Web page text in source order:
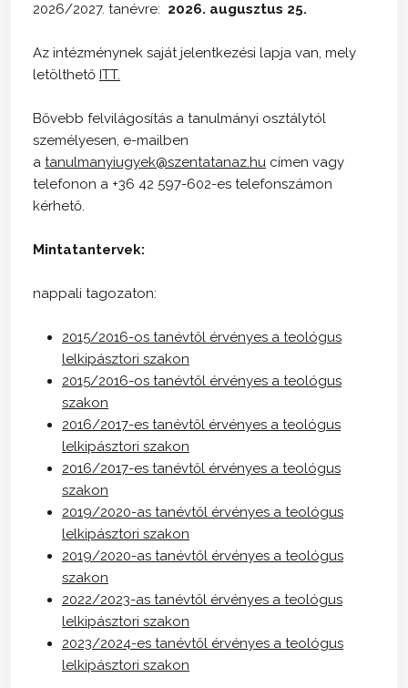
2026/2027. tanévre: 2026. augusztus 25.
Az intézménynek saját jelentkezési lapja van, mely
letölthető ITT.
Bővebb felvilágosítás a tanulmányi osztálytól
személyesen, e-mailben
a tanulmanyiugyek@szentatanaz.hu címen vagy
telefonon a +36 42 597-602-es telefonszámon
kérhető.
Mintatantervek:
nappali tagozaton:
2015/2016-os tanévtől érvényes a teológus
lelkipásztori szakon
2015/2016-os tanévtől érvényes a teológus
szakon
2016/2017-es tanévtől érvényes a teológus
lelkipásztori szakon
2016/2017-es tanévtől érvényes a teológus
szakon
2019/2020-as tanévtől érvényes a teológus
lelkipásztori szakon
2019/2020-as tanévtől érvényes a teológus
szakon
2022/2023-as tanévtől érvényes a teológus
lelkipásztori szakon
2023/2024-es tanévtől érvényes a teológus
lelkipásztori szakon